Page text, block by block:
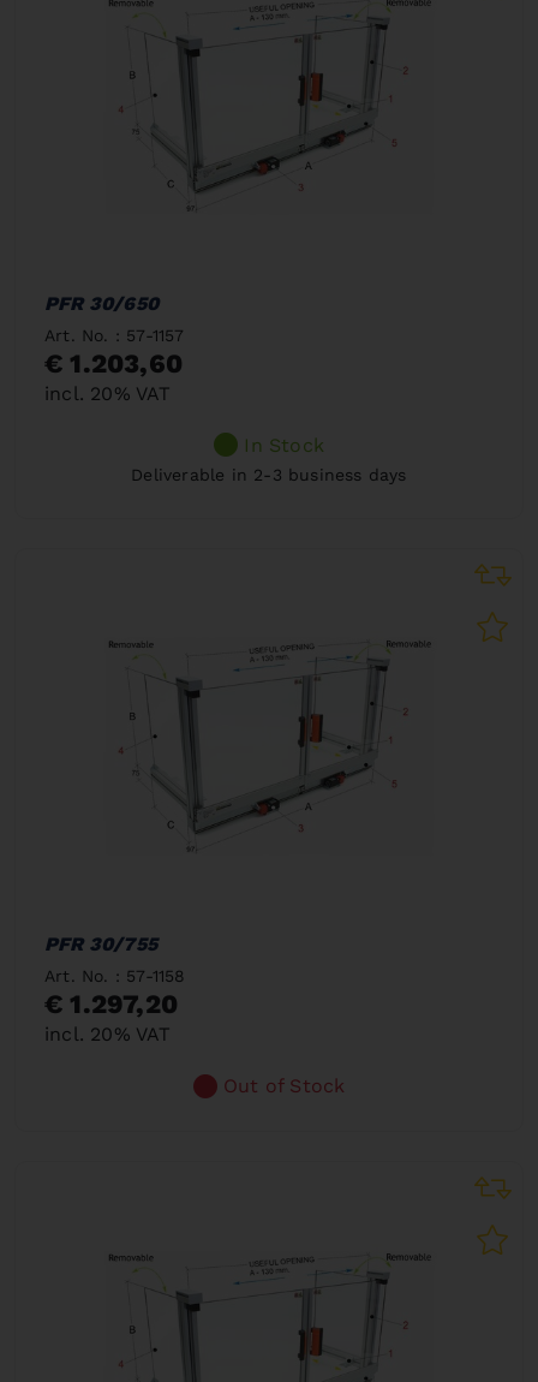
PFR 30/650
Art. No. : 57-1157
€ 1.203,60
incl. 20% VAT
In Stock
Deliverable in 2-3 business days
PFR 30/755
Art. No. : 57-1158
€ 1.297,20
incl. 20% VAT
Out of Stock